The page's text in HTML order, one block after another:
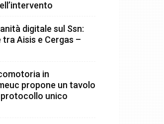
digitale sul Ssn:
Aisis e Cergas –
in
propone un tavolo
unico